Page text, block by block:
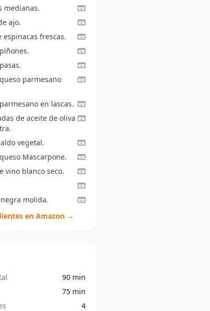
medianas.
ajo.
espinacas frescas.
parmesano
en lascas.
de aceite de oliva
vegetal.
Mascarpone.
vino blanco seco.
molida.
en Amazon →
90 min
75 min
4